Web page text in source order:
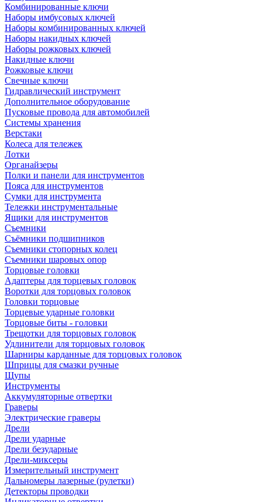
Комбинированные ключи
Наборы имбусовых ключей
Наборы комбинированных ключей
Наборы накидных ключей
Наборы рожковых ключей
Накидные ключи
Рожковые ключи
Свечные ключи
Гидравлический инструмент
Дополнительное оборудование
Пусковые провода для автомобилей
Системы хранения
Верстаки
Колеса для тележек
Лотки
Органайзеры
Полки и панели для инструментов
Пояса для инструментов
Сумки для инструмента
Тележки инструментальные
Ящики для инструментов
Съемники
Съёмники подшипников
Съемники стопорных колец
Съемники шаровых опор
Торцовые головки
Адаптеры для торцевых головок
Воротки для торцовых головок
Головки торцовые
Торцевые ударные головки
Торцовые биты - головки
Трещотки для торцовых головок
Удлинители для торцовых головок
Шарниры карданные для торцовых головок
Шприцы для смазки ручные
Щупы
Инструменты
Аккумуляторные отвертки
Граверы
Электрические граверы
Дрели
Дрели ударные
Дрели безударные
Дрели-миксеры
Измерительный инструмент
Дальномеры лазерные (рулетки)
Детекторы проводки